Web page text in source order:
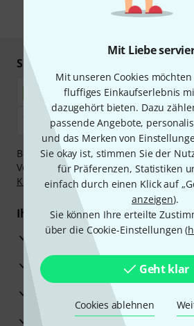
Mit Liebe
Mit unseren Cookies
fluffiges Einkaufserlebnis
dazugehört bieten. Dazu
passende Angebote,
und das Merken von
Sie okay ist, stimmen Sie der
für Präferenzen, Statistiken
einfach durch einen Klick auf
anzeigen).
Sie können Ihre erteilte
über die Cookie-Einstellungen (
Geht klar
Cookies ablehnen
* Pflichtfeld
Sicher einkaufen & bezahlen
Bezahlen Sie vertraulich und sicher
Vorkasse, PayPal, Amazon Pay,Klarna
Klarna Ratenzahlungoder
Ihre Vorteile
3 Jahre Thomann Garantie
30 Tage Money-Back-Garantie
Reparaturservice
Beratung durch Fachexperten